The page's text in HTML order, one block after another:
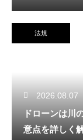
法規
2026.08.07
ドローンは川
意点を詳しく